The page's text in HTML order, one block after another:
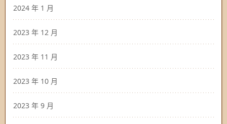
2024 年 1 月
2023 年 12 月
2023 年 11 月
2023 年 10 月
2023 年 9 月